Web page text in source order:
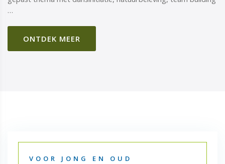
…
ONTDEK MEER
VOOR JONG EN OUD